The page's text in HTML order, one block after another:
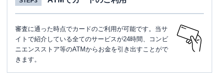
審査に通った時点でカードのご利用が可能です。当サ
イトで紹介している全てのサービスが24時間、コンビ
ニエンスストア等のATMからお金を引き出すことがで
きます。